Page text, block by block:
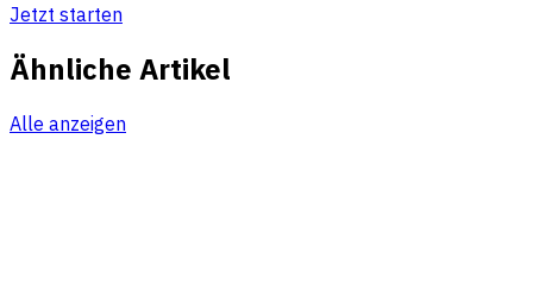
Jetzt starten
Ähnliche Artikel
Alle anzeigen